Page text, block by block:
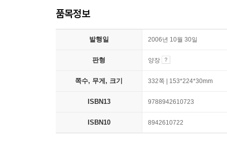
품목정보
발행일 2006년 10월 30일
판형 양장
쪽수, 무게, 크기 332쪽 | 153*224*30mm
ISBN13 9788942610723
ISBN10 8942610722